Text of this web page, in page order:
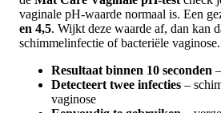
vaginale pH-waarde normaal is. Een
en 4,5. Wijkt deze waarde af, dan kan
schimmelinfectie of bacteriële vaginose.
Resultaat binnen 10 seconden
Detecteert twee infecties –
vaginose